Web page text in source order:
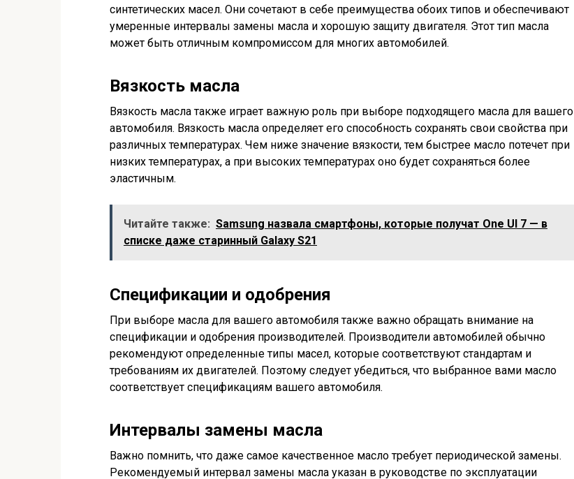
синтетических масел. Они сочетают в себе преимущества обоих типов и обеспечивают
умеренные интервалы замены масла и хорошую защиту двигателя. Этот тип масла
может быть отличным компромиссом для многих автомобилей.
Вязкость масла
Вязкость масла также играет важную роль при выборе подходящего масла для вашего
автомобиля. Вязкость масла определяет его способность сохранять свои свойства при
различных температурах. Чем ниже значение вязкости, тем быстрее масло потечет при
низких температурах, а при высоких температурах оно будет сохраняться более
эластичным.
Читайте также: Samsung назвала смартфоны, которые получат One UI 7 — в
списке даже старинный Galaxy S21
Спецификации и одобрения
При выборе масла для вашего автомобиля также важно обращать внимание на
спецификации и одобрения производителей. Производители автомобилей обычно
рекомендуют определенные типы масел, которые соответствуют стандартам и
требованиям их двигателей. Поэтому следует убедиться, что выбранное вами масло
соответствует спецификациям вашего автомобиля.
Интервалы замены масла
Важно помнить, что даже самое качественное масло требует периодической замены.
Рекомендуемый интервал замены масла указан в руководстве по эксплуатации